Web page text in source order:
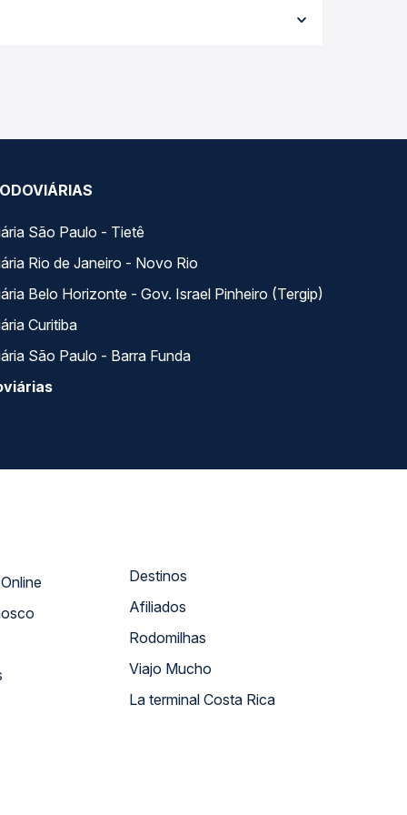
oferta para o seu roteiro.
São Paulo - Tietê
Rio de Janeiro - Novo Rio
Belo Horizonte - Gov. Israel Pinheiro (Tergip)
Curitiba
São Paulo - Barra Funda
Atendimento Online
Destinos
Afiliados
Rodomilhas
Viajo Mucho
La terminal Costa Rica